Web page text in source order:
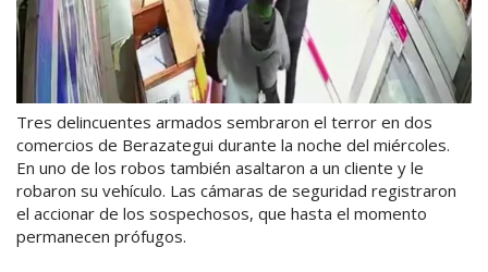
Tres delincuentes armados sembraron el terror en dos
comercios de Berazategui durante la noche del miércoles.
En uno de los robos también asaltaron a un cliente y le
robaron su vehículo. Las cámaras de seguridad registraron
el accionar de los sospechosos, que hasta el momento
permanecen prófugos.